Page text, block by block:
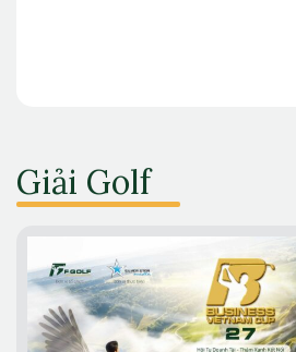
Giải Golf